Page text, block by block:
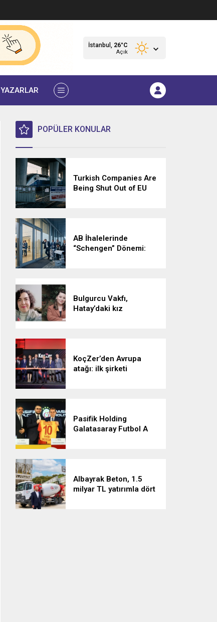
İstanbul, 26°C
Açık
YAZARLAR
POPÜLER KONULAR
Turkish Companies Are
Being Shut Out of EU
AB İhalelerinde
“Schengen” Dönemi:
Bulgurcu Vakfı,
Hatay’daki kız
KoçZer’den Avrupa
atağı: ilk şirketi
Pasifik Holding
Galatasaray Futbol A
Albayrak Beton, 1.5
milyar TL yatırımla dört